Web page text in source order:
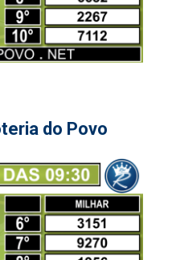
do Povo